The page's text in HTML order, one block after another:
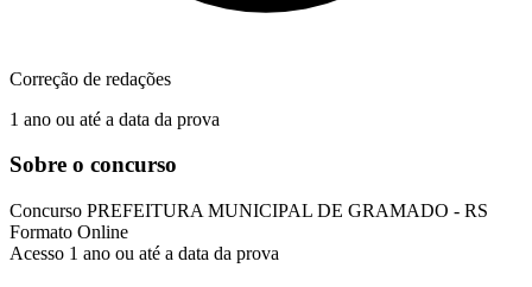
Correção de redações
1 ano ou até a data da prova
Sobre o concurso
Concurso PREFEITURA MUNICIPAL DE GRAMADO - RS
Formato Online
Acesso 1 ano ou até a data da prova